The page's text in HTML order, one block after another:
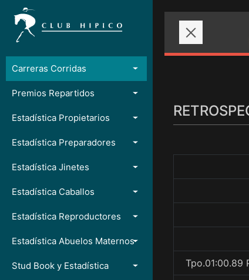
Carreras Corridas
Premios Repartidos
Estadística Propietarios
Estadística Preparadores
Estadística Jinetes
Estadística Caballos
Estadística Reproductores
Estadística Abuelos Maternos
Stud Book y Estadística Tpo.01:00.89